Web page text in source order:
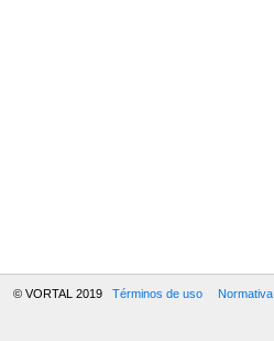
© VORTAL 2019 Términos de uso Normativa